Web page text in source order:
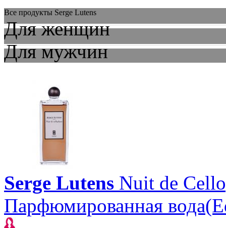
Все продукты Serge Lutens
Для женщин
Для мужчин
Serge Lutens Nuit de
Парфюмированная